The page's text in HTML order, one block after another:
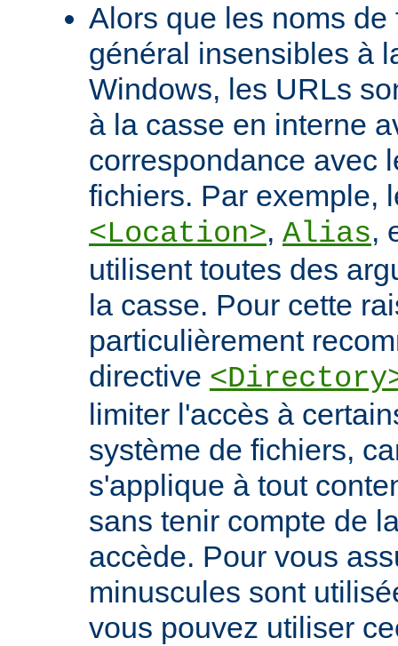
Alors que les noms
général insensibles à
Windows, les URLs
à la casse en interne
correspondance avec
fichiers. Par exemple,
<Location>, Alias,
utilisent toutes des
la casse. Pour cette
particulièrement
directive
limiter l'accès à
système de fichiers,
s'applique à tout
sans tenir compte de
accède. Pour vous
minuscules sont
vous pouvez utiliser